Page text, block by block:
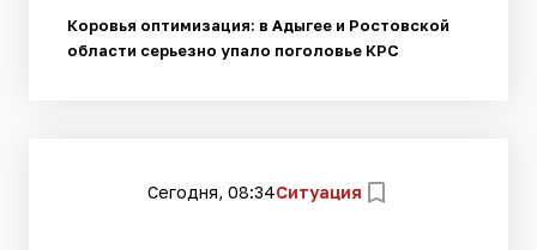
Коровья оптимизация: в Адыгее и Ростовской
области серьезно упало поголовье КРС
Сегодня, 08:34Ситуация